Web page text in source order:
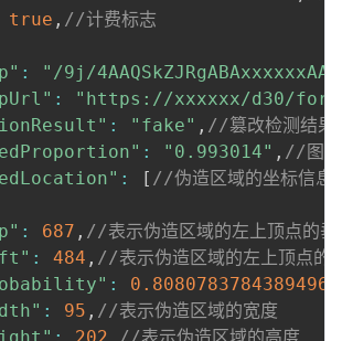
true , //计费标志
:
"/9j/
:
"https://xxxxxx/d30/
: "fake" , //篡改检测结
: "0.993014" , //图片
: [ //伪造区域的坐标
: 687 , //表示伪造区域的左上顶点的垂
: 484 , //表示伪造区域的左上顶点的
: 0.8080783784389496
: 95 , //表示伪造区域的宽度